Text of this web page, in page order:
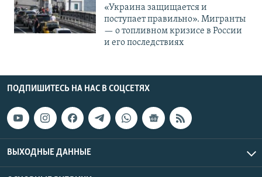
«Украина защищается и
поступает правильно». Мигранты
— о топливном кризисе в России
и его последствиях
ПОДПИШИТЕСЬ НА НАС В СОЦСЕТЯХ
ВЫХОДНЫЕ ДАННЫЕ